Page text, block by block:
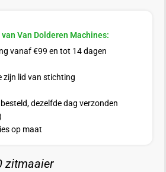
Van Dolderen Machines:
vanaf €99 en tot 14 dagen
zijn lid van stichting
dezelfde dag verzonden
op maat
zitmaaier